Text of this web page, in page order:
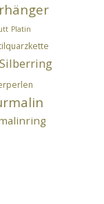
Platin
Silberring